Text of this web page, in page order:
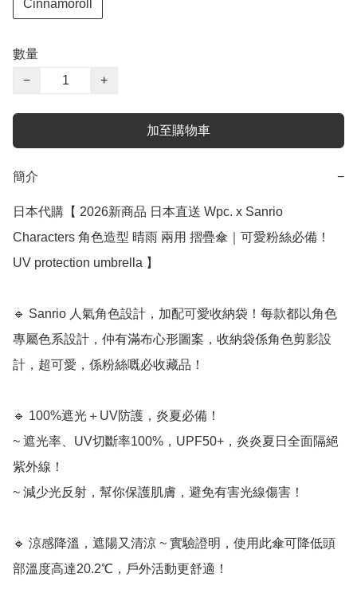
Cinnamoroll
數量
−
+
加至購物車
簡介 −
日本代購【 2026新商品 日本直送 Wpc. x Sanrio
Characters 角色造型 晴雨 兩用 摺疊傘｜可愛粉絲必備！
UV protection umbrella 】
🔹 Sanrio 人氣角色設計，加配可愛收納袋！每款都以角色
專屬色系設計，仲有滿布心形圖案，收納袋係角色剪影設
計，超可愛，係粉絲嘅必收藏品！
🔹 100%遮光＋UV防護，炎夏必備！
~ 遮光率、UV切斷率100%，UPF50+，炎炎夏日全面隔絕
紫外線！
~ 減少光反射，幫你保護肌膚，避免有害光線傷害！
🔹 涼感降溫，遮陽又清涼 ~ 實驗證明，使用此傘可降低頭
部溫度高達20.2℃，戶外活動更舒適！